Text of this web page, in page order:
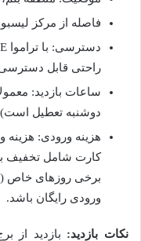
فاصله از مرکز لیسبون: حدود ۶
راحتی قابل
دوشنبه تعطیل
هزینه ورودی: هزینه
کارت شامل تخفیف
برخی روزهای خاص
ورودی رایگان باشد.
نکات بازدید: بازدید از